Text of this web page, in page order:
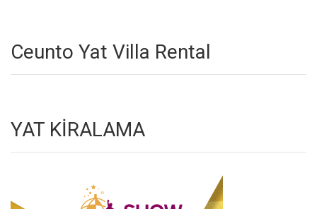
Ceunto Yat Villa Rental
YAT KİRALAMA